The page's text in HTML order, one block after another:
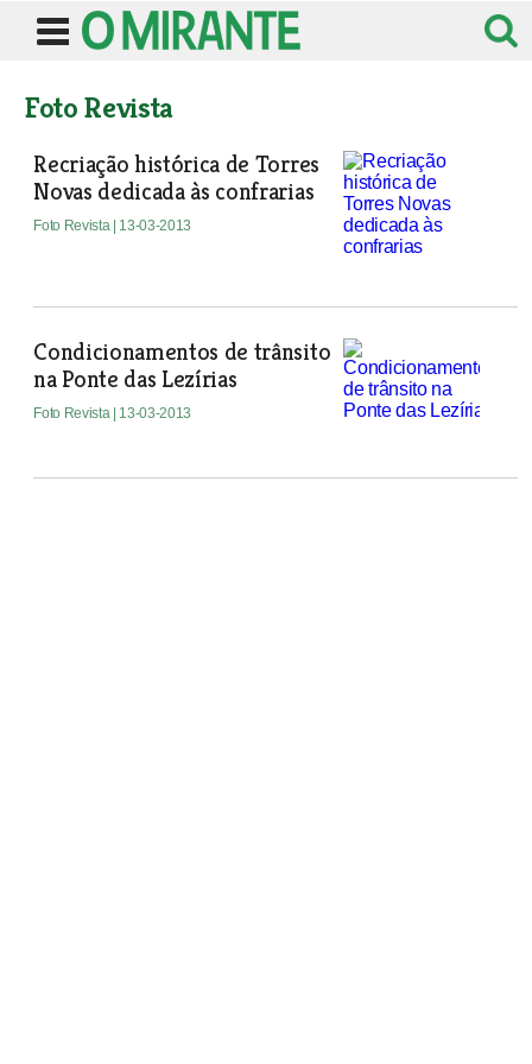
Foto Revista
Recriação histórica de Torres
Novas dedicada às confrarias
Foto Revista | 13-03-2013
Condicionamentos de trânsito
na Ponte das Lezírias
Foto Revista | 13-03-2013